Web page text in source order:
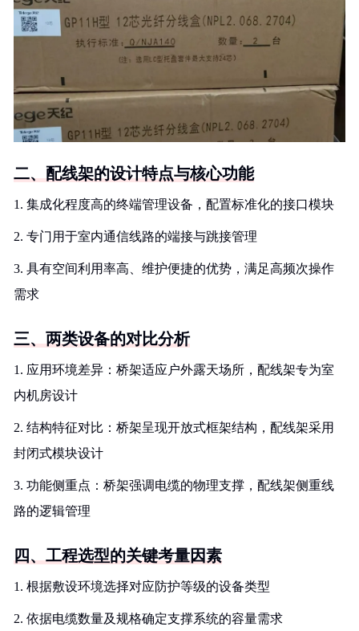
二、配线架的设计特点与核心功能
1. 集成化程度高的终端管理设备，配置标准化的接口模块
2. 专门用于室内通信线路的端接与跳接管理
3. 具有空间利用率高、维护便捷的优势，满足高频次操作
需求
三、两类设备的对比分析
1. 应用环境差异：桥架适应户外露天场所，配线架专为室
内机房设计
2. 结构特征对比：桥架呈现开放式框架结构，配线架采用
封闭式模块设计
3. 功能侧重点：桥架强调电缆的物理支撑，配线架侧重线
路的逻辑管理
四、工程选型的关键考量因素
1. 根据敷设环境选择对应防护等级的设备类型
2. 依据电缆数量及规格确定支撑系统的容量需求